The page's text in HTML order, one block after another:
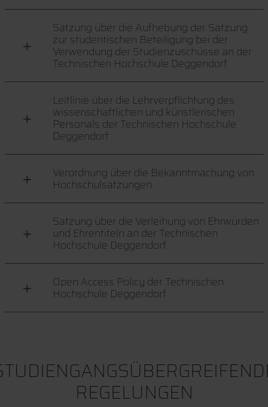
Satzung über die Aufhebung der Satzung
zur studentischen Beteiligung bei der
Verwendung der Studienzuschüsse an der
Technischen Hochschule Deggendorf
Leitlinie über die Lehrverpflichtung des
wissenschaftlichen und künstlerischen
Personals der Technischen Hochschule
Deggendorf
Verordnung über die Bekanntmachung von
Hochschulsatzungen
Satzung über die Verleihung von Ehrwürden
und Ehrentiteln an der Technischen
Hochschule Deggendorf
Open Access Policy der Technischen
Hochschule Deggendorf
REGELUNGEN